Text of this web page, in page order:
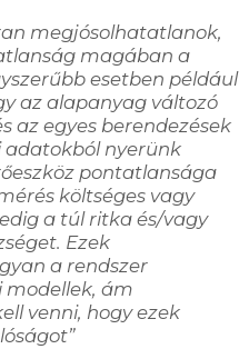
megjósolhatatlanok,
magában a
esetben például
az alapanyagváltozó
az egyes berendezések
adatokból nyerünk
pontatlansága
költséges vagy
a túl ritka és/vagy
Ezek
a rendszer
modellek, ám
venni, hogy ezek
”